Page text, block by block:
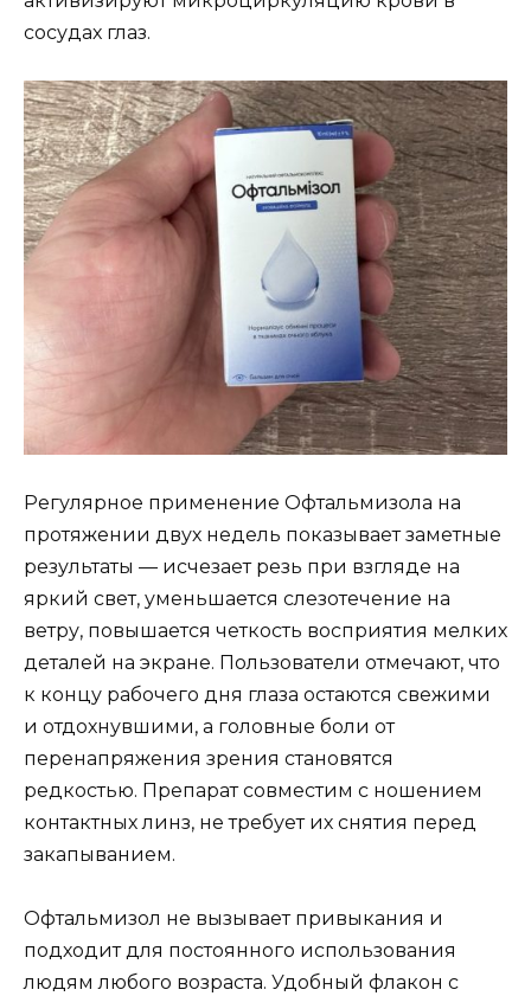
сосудах глаз.
Регулярное применение Офтальмизола на
протяжении двух недель показывает заметные
результаты — исчезает резь при взгляде на
яркий свет, уменьшается слезотечение на
ветру, повышается четкость восприятия мелких
деталей на экране. Пользователи отмечают, что
к концу рабочего дня глаза остаются свежими
и отдохнувшими, а головные боли от
перенапряжения зрения становятся
редкостью. Препарат совместим с ношением
контактных линз, не требует их снятия перед
закапыванием.
Офтальмизол не вызывает привыкания и
подходит для постоянного использования
людям любого возраста. Удобный флакон с